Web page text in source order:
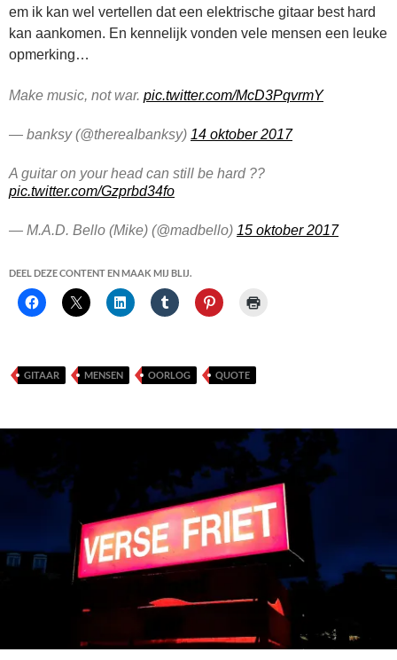
em ik kan wel vertellen dat een elektrische gitaar best hard
kan aankomen. En kennelijk vonden vele mensen een leuke
opmerking…
Make music, not war. pic.twitter.com/McD3PqvrmY
— banksy (@thereaIbanksy) 14 oktober 2017
A guitar on your head can still be hard ??
pic.twitter.com/Gzprbd34fo
— M.A.D. Bello (Mike) (@madbello) 15 oktober 2017
DEEL DEZE CONTENT EN MAAK MIJ BLIJ.
GITAAR MENSEN OORLOG QUOTE